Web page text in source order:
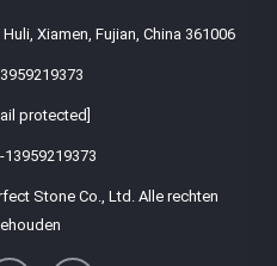
Xiamen, Fujian, China 361006
protected]
13959219373
Stone Co., Ltd. Alle rechten